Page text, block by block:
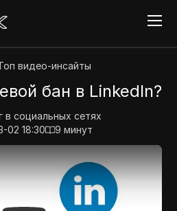
видео-инсайты
бан в LinkedIn?
в социальных сетях
02 18:30
9 минут
теневой бан в LinkedIn?